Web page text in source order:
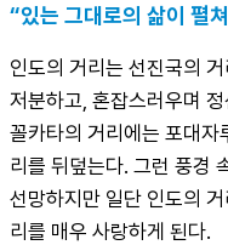
“있는 그대로의 삶이 펼
인도의 거리는 선진국의
저분하고, 혼잡스러우며
꼴카타의 거리에는 포대자
리를 뒤덮는다. 그런 풍경
선망하지만 일단 인도의
리를 매우 사랑하게 된다.